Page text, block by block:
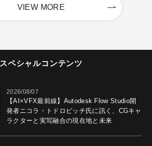
VIEW MORE
スペシャルコンテンツ
2026/08/07
【AI×VFX最前線】Autodesk Flow Studio開
発者ニコラ・トドロビッチ氏に訊く、CGキャ
ラクターと実写融合の現在地と未来